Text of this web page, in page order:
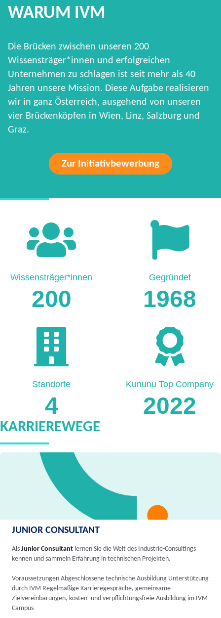
WARUM IVM
Die Brücken zwischen unseren 200
Wissensträger*innen und erfolgreichen
Unternehmen zu schlagen ist seit mehr als 40
Jahren unsere Mission. Diese Aufgabe realisieren
wir in ganz Österreich, ausgehend von unseren
vier Brückenköpfen in Wien, Linz, Salzburg und
Graz.
Zur Initiativbewerbung
200
Wissensträger*innen
1968
Gegründet
4
Standorte
2022
Kununu Top Company
KARRIEREWEGE
JUNIOR CONSULTANT
Als Junior Consultant lernen Sie die Welt des Industrie-Consultings
kennen und sammeln Erfahrung in technischen Projekten.
Voraussetzungen Abgeschlossene technische Ausbildung Unterstützung
durch IVM Regelmäßige Karrieregespräche, gemeinsame
Zielvereinbarungen, kosten- und verpflichtungsfreie Ausbildung im IVM
Campus